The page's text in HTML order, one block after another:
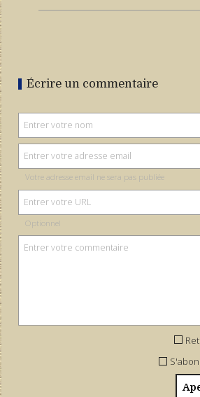
Écrire un commentaire
Votre adresse email ne sera pas publiée
Optionnel